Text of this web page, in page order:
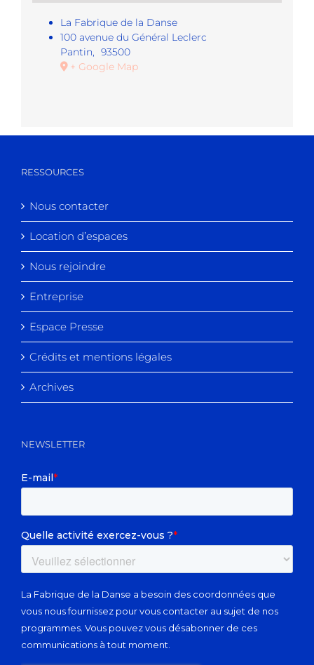
La Fabrique de la Danse
100 avenue du Général Leclerc
Pantin, 93500
+ Google Map
RESSOURCES
Nous contacter
Location d’espaces
Nous rejoindre
Entreprise
Espace Presse
Crédits et mentions légales
Archives
NEWSLETTER